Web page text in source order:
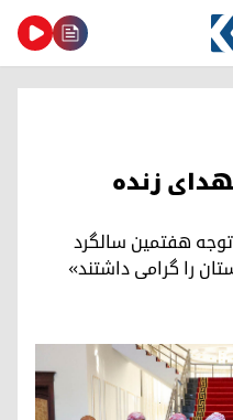
زنده
هفتمین سالگرد
را گرامی داشتند»